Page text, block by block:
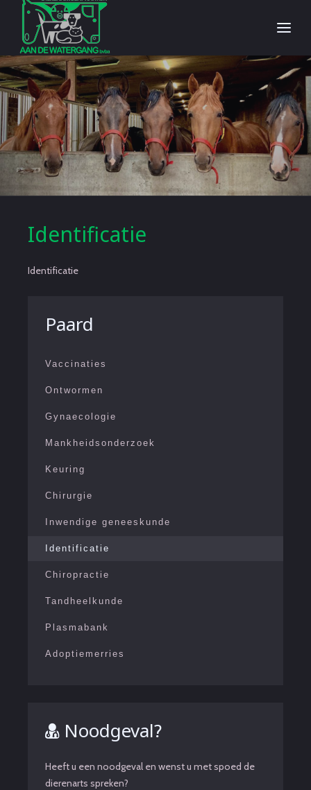
Identificatie
Identificatie
Paard
Vaccinaties
Ontwormen
Gynaecologie
Mankheidsonderzoek
Keuring
Chirurgie
Inwendige geneeskunde
Identificatie
Chiropractie
Tandheelkunde
Plasmabank
Adoptiemerries
Noodgeval?
Heeft u een noodgeval en wenst u met spoed de
dierenarts spreken?